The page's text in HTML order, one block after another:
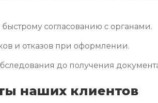
согласованию с органами.
и отказов при оформлении.
до получения
наших клиентов